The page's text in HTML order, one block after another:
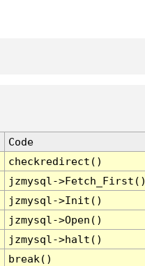
Code
checkredirect()
jzmysql-
jzmysql->Init()
jzmysql->Open()
jzmysql->halt()
break()